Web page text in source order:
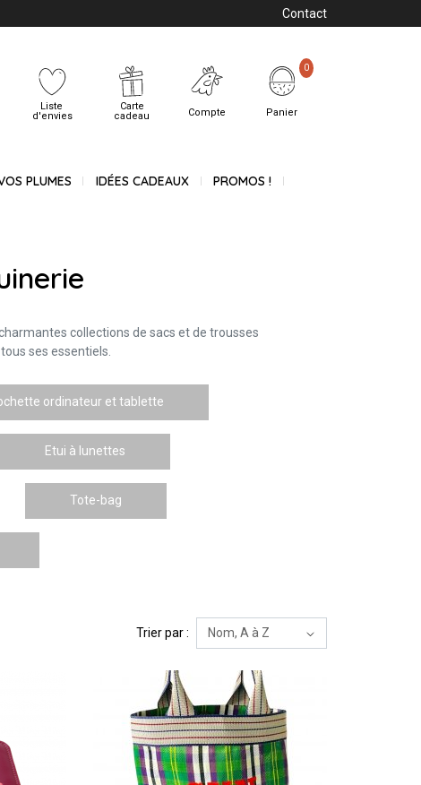
Contact
Liste
d'envies
Carte
cadeau
Compte Panier
0
PLUMES IDÉES CADEAUX PROMOS !
collections de sacs et de trousses
ses essentiels.
ordinateur et tablette
Etui à lunettes
Tote-bag
Trier par :